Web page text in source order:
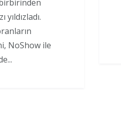
yıldızladı.
NoShow ile